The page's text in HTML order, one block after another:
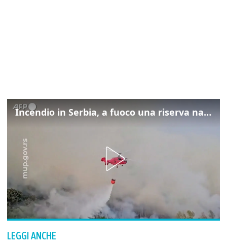
Incendio in Serbia, a fuoco una riserva naturale vicino Belgrado
LEGGI ANCHE